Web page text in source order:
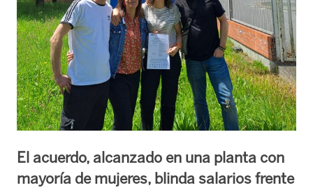
El acuerdo, alcanzado en una planta con
mayoría de mujeres, blinda salarios frente